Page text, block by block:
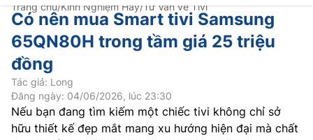
Trang chủ/Kinh Nghiệm Hay/Tư Vấn về Tivi
Có nên mua Smart tivi Samsung
65QN80H trong tầm giá 25 triệu
đồng
Tác giả: Long
Đăng ngày: 04/06/2026, lúc 23:30
Nếu bạn đang tìm kiếm một chiếc tivi không chỉ sở
hữu thiết kế đẹp mắt mang xu hướng hiện đại mà chất